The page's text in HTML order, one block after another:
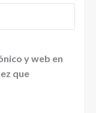
y web en
que